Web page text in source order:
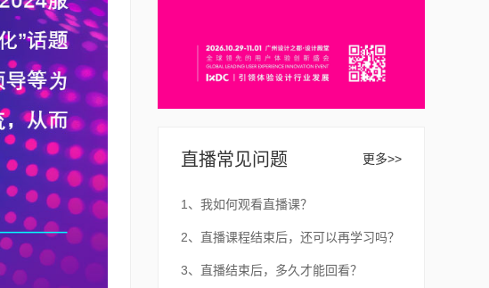
直播常见问题 更多>>
1、我如何观看直播课？
2、直播课程结束后，还可以再学习吗？
3、直播结束后，多久才能回看？